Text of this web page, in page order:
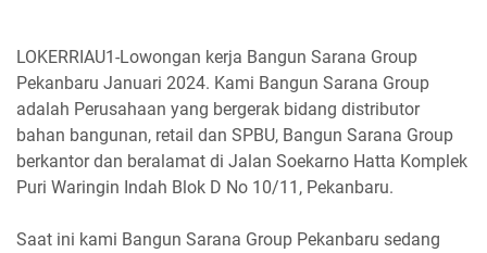
LOKERRIAU1-Lowongan kerja Bangun Sarana Group
Pekanbaru Januari 2024. Kami Bangun Sarana Group
adalah Perusahaan yang bergerak bidang distributor
bahan bangunan, retail dan SPBU, Bangun Sarana Group
berkantor dan beralamat di Jalan Soekarno Hatta Komplek
Puri Waringin Indah Blok D No 10/11, Pekanbaru.
Saat ini kami Bangun Sarana Group Pekanbaru sedang